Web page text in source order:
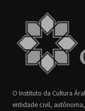
O Instituto da Cultura
entidade civil,